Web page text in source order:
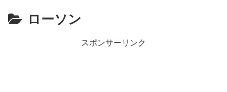
ローソン
スポンサーリンク